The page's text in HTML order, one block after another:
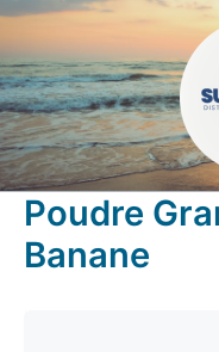
Aller
au
contenu
Poudre
Banane
Panneau de gestion des